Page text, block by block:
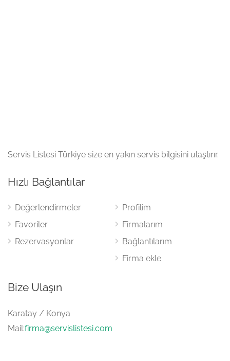
Servis Listesi Türkiye size en yakın servis bilgisini ulaştırır.
Hızlı Bağlantılar
Değerlendirmeler
Favoriler
Rezervasyonlar
Profilim
Firmalarım
Bağlantılarım
Firma ekle
Bize Ulaşın
Karatay / Konya
Mail:firma@servislistesi.com